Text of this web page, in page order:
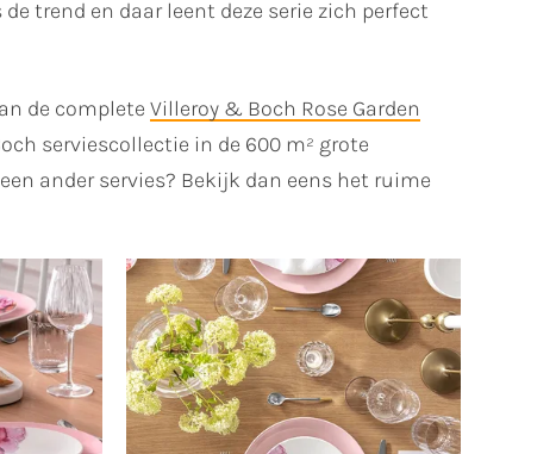
de trend en daar leent deze serie zich perfect
de complete Villeroy & Boch Rose Garden
serviescollectie in de 600 m² grote
ander servies? Bekijk dan eens het ruime